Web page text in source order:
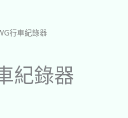
行車紀錄器
紀錄器